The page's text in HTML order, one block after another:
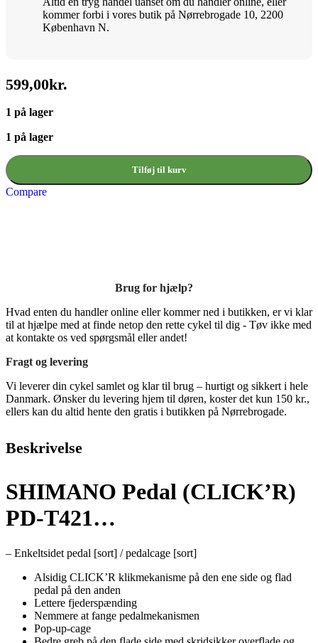
kommer forbi i vores butik på Nørrebrogade 10, 2200
København N.
599,00kr.
1 på lager
1 på lager
Tilføj til kurv
Compare
Brug for hjælp?
Hvad enten du handler online eller kommer ned i butikken, er vi klar
til at hjælpe med at finde netop den rette cykel til dig - Tøv ikke med
at kontakte os ved spørgsmål eller andet!
Fragt og levering
Vi leverer din cykel samlet og klar til brug – hurtigt og sikkert i hele
Danmark. Ønsker du levering hjem til døren, koster det kun 150 kr.,
ellers kan du altid hente den gratis i butikken på Nørrebrogade.
Beskrivelse
SHIMANO Pedal (CLICK’R)
PD-T421…
– Enkeltsidet pedal [sort] / pedalcage [sort]
Alsidig CLICK’R klikmekanisme på den ene side og flad
pedal på den anden
Lettere fjederspænding
Nemmere at fange pedalmekanismen
Pop-up-cage